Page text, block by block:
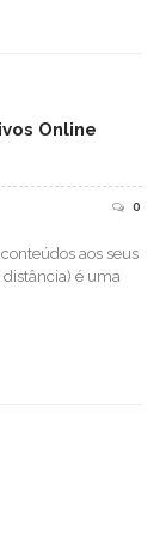
Online
0
aos seus
distância) é uma